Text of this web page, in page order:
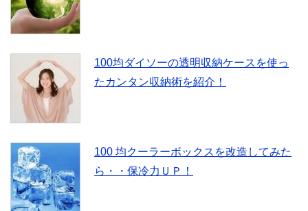
100均ダイソーの透明収納ケースを使っ
たカンタン収納術を紹介！
100 均クーラーボックスを改造してみた
ら・・保冷力ＵＰ！